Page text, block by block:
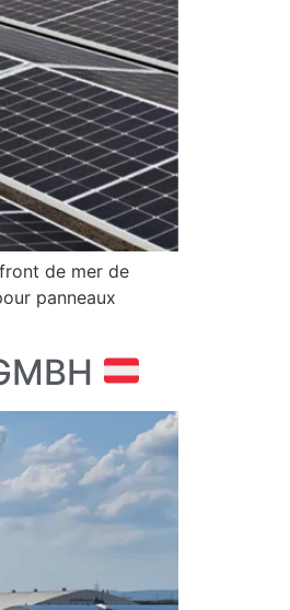
front de mer de
panneaux